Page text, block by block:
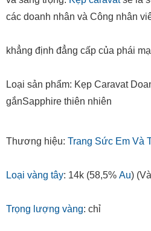
các doanh nhân và Công nhân
khẳng định đẳng cấp của phái
Loại sản phẩm: Kẹp Caravat
gắnSapphire thiên nhiên
Thương hiệu: Trang Sức Em Và
Loại vàng tây: 14k (58,5% Au)
Trọng lượng vàng: chỉ